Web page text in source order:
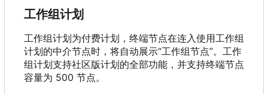
工作组计划
工作组计划为付费计划，终端节点在连入使用工作组
计划的中介节点时，将自动展示“工作组节点”。工作
组计划支持社区版计划的全部功能，并支持终端节点
容量为 500 节点。